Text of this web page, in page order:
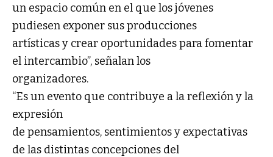
un espacio común en el que los jóvenes
pudiesen exponer sus producciones
artísticas y crear oportunidades para fomentar
el intercambio”, señalan los
organizadores.
“Es un evento que contribuye a la reflexión y la
expresión
de pensamientos, sentimientos y expectativas
de las distintas concepciones del